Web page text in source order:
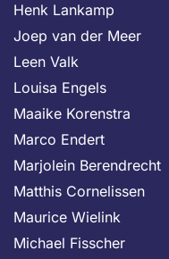
Henk Lankamp
Joep van der Meer
Leen Valk
Louisa Engels
Maaike Korenstra
Marco Endert
Marjolein Berendrecht
Matthis Cornelissen
Maurice Wielink
Michael Fisscher